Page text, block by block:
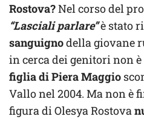
Rostova?Nel corso del
“Lasciali parlare”è stato
sanguignodella giovane
in cerca dei genitori non
figlia di Piera Maggio
Vallo nel 2004. Ma non è
figura di Olesya Rostova